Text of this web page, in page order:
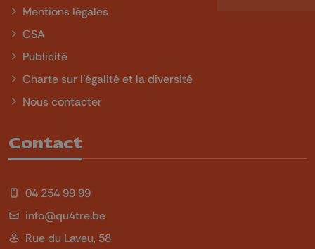
Mentions légales
CSA
Publicité
Charte sur l'égalité et la diversité
Nous contacter
Contact
04 254 99 99
info@qu4tre.be
Rue du Laveu, 58